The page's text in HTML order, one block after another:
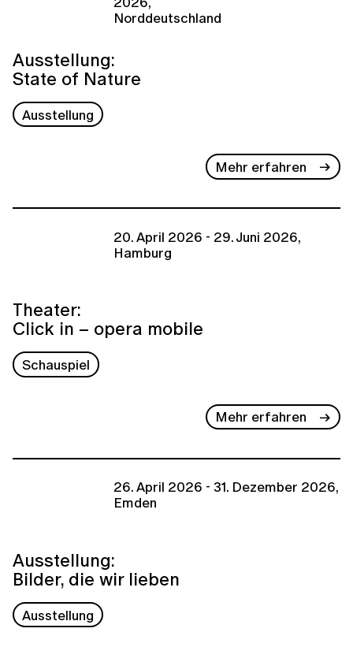
Norddeutschland
Ausstellung:
State of Nature
Ausstellung
Mehr erfahren
20. April 2026 - 29. Juni 2026,
Hamburg
Theater:
Click in – opera mobile
Schauspiel
Mehr erfahren
26. April 2026 - 31. Dezember 2026,
Emden
Ausstellung:
Bilder, die wir lieben
Ausstellung